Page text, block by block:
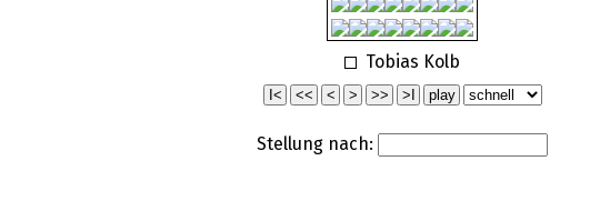
Tobias Kolb
Stellung nach: